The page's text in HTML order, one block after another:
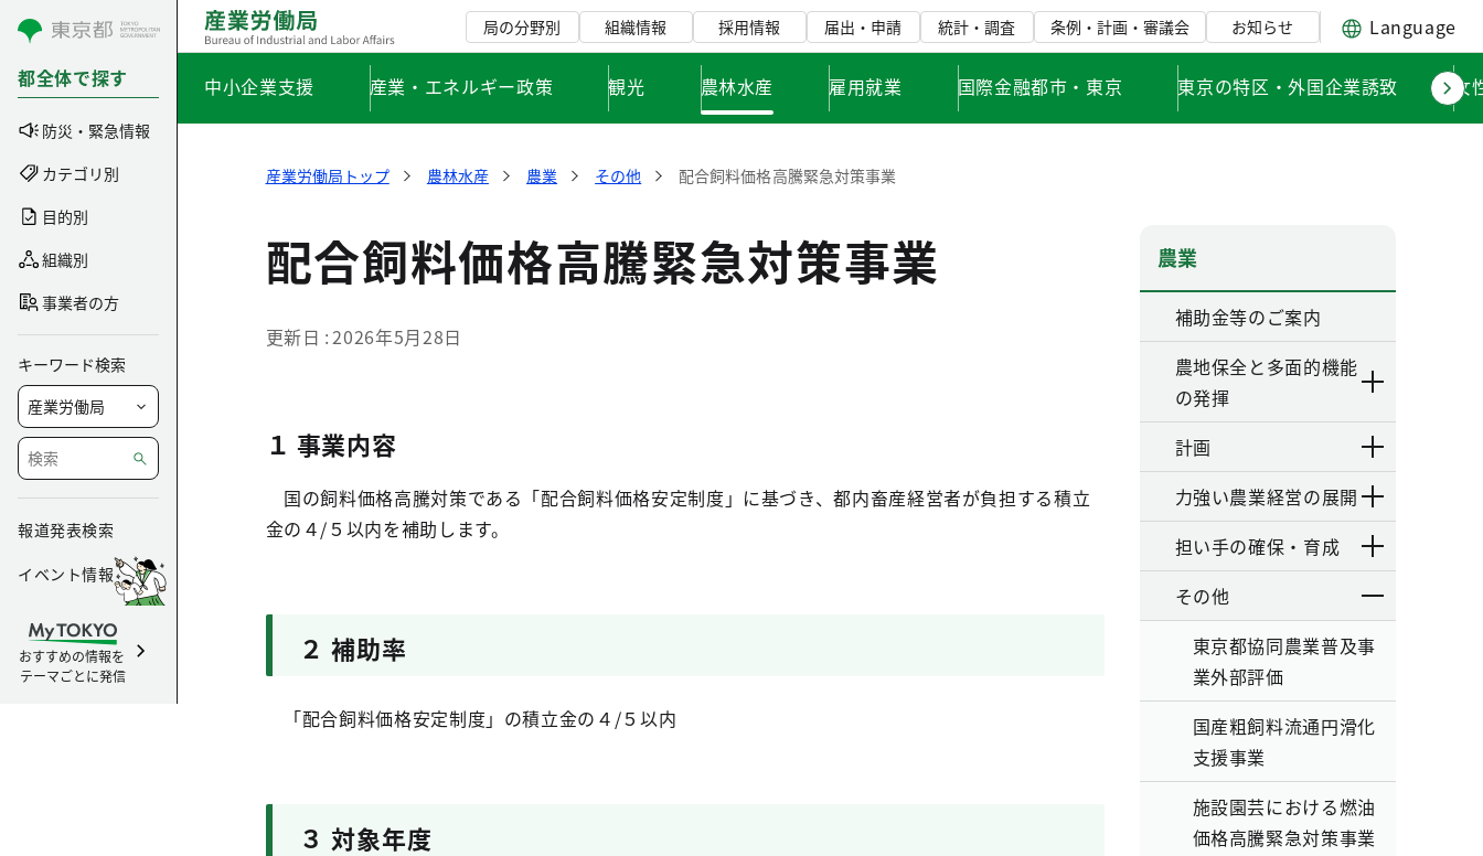
コンテンツにスキップ
都全体で探す
防災・緊急情報
カテゴリ別
目的別
組織別
事業者の方
キーワード検索
報道発表検索
イベント情報
おすすめの情報を
テーマごとに発信
局の分野別 組織情報 採用情報 届出・申請 統計・調査 条例・計画・審議会 お知らせ Language
中小企業支援 産業・エネルギー政策 観光 農林水産 雇用就業 国際金融都市・東京 東京の特区・外国企業誘致 女
産業労働局トップ 農林水産 農業 その他 配合飼料価格高騰緊急対策事業
配合飼料価格高騰緊急対策事業
更新日 2026年5月28日
１ 事業内容
国の飼料価格高騰対策である「配合飼料価格安定制度」に基づき、都内畜産経営者が負担する積立
金の４/５以内を補助します。
２ 補助率
「配合飼料価格安定制度」の積立金の４/５以内
３ 対象年度
農業
補助金等のご案内
農地保全と多面的機能
の発揮
計画
力強い農業経営の展開
担い手の確保・育成
その他
東京都協同農業普及事
業外部評価
国産粗飼料流通円滑化
支援事業
施設園芸における燃油
価格高騰緊急対策事業